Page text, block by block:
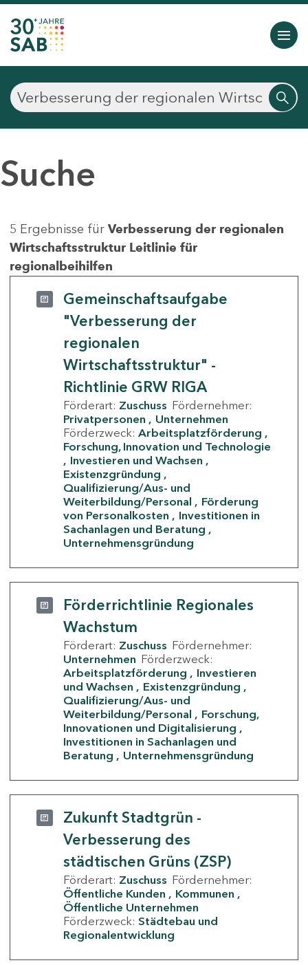
Suche
5 Ergebnisse für Verbesserung der regionalen
Wirtschaftsstruktur Leitlinie für
regionalbeihilfen
Gemeinschaftsaufgabe
"Verbesserung der
regionalen
Wirtschaftsstruktur" -
Richtlinie GRW RIGA
Förderart: Zuschuss Fördernehmer:
Privatpersonen
Unternehmen
Förderzweck: Arbeitsplatzförderung
Forschung, Innovation und Technologie
Investieren und Wachsen
Existenzgründung
Qualifizierung/Aus- und
Weiterbildung/Personal
Förderung
von Personalkosten
Investitionen in
Sachanlagen und Beratung
Unternehmensgründung
Förderrichtlinie Regionales
Wachstum
Förderart: Zuschuss Fördernehmer:
Unternehmen Förderzweck:
Arbeitsplatzförderung
Investieren
und Wachsen
Existenzgründung
Qualifizierung/Aus- und
Weiterbildung/Personal
Forschung,
Innovationen und Digitalisierung
Investitionen in Sachanlagen und
Beratung
Unternehmensgründung
Zukunft Stadtgrün -
Verbesserung des
städtischen Grüns (ZSP)
Förderart: Zuschuss Fördernehmer:
Öffentliche Kunden
Kommunen
Öffentliche Unternehmen
Förderzweck: Städtebau und
Regionalentwicklung